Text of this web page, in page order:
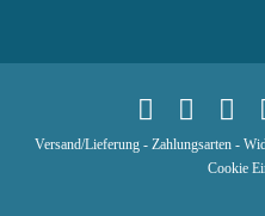
Versand/Lieferung- Zahlungsarten-
Cookie